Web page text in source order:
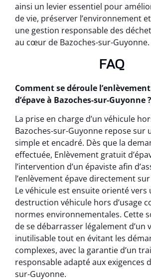
ainsi un levier essentiel pour
de vie, préserver l’environnement
une gestion responsable des
au cœur de Bazoches-sur-Guyonne.
FAQ
Comment se déroule
d’épave à Bazoches-sur-Guyonne ?
La prise en charge d’un véhicule
Bazoches-sur-Guyonne repose sur
simple et encadré. Dès que la
effectuée, Enlèvement gratuit
l’intervention d’un épaviste afin
l’enlèvement épave directement
Le véhicule est ensuite orienté vers
destruction véhicule hors d’usage
normes environnementales. Cette
de se débarrasser légalement d’un
inutilisable tout en évitant les
complexes, avec la garantie d’un
responsable adapté aux exigences
sur-Guyonne.